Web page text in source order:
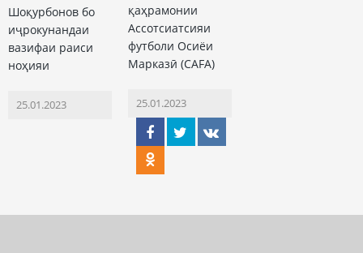
Шоқурбонов бо
иҷрокунандаи
вазифаи раиси
ноҳияи
25.01.2023
қаҳрамонии
Ассотсиатсияи
футболи Осиёи
Марказӣ (CAFA)
25.01.2023